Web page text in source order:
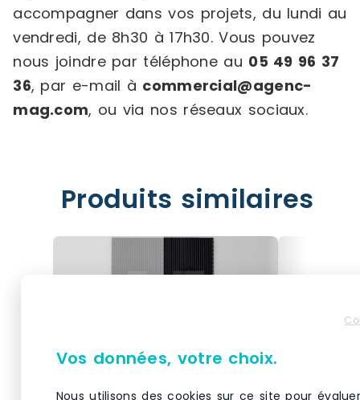
accompagner dans vos projets, du lundi au
vendredi, de 8h30 à 17h30. Vous pouvez
nous joindre par téléphone au 05 49 96 37
36, par e-mail à commercial@agenc-
mag.com, ou via nos réseaux sociaux.
Produits similaires
Vos données, votre choix.
Nous utilisons des cookies sur ce site pour